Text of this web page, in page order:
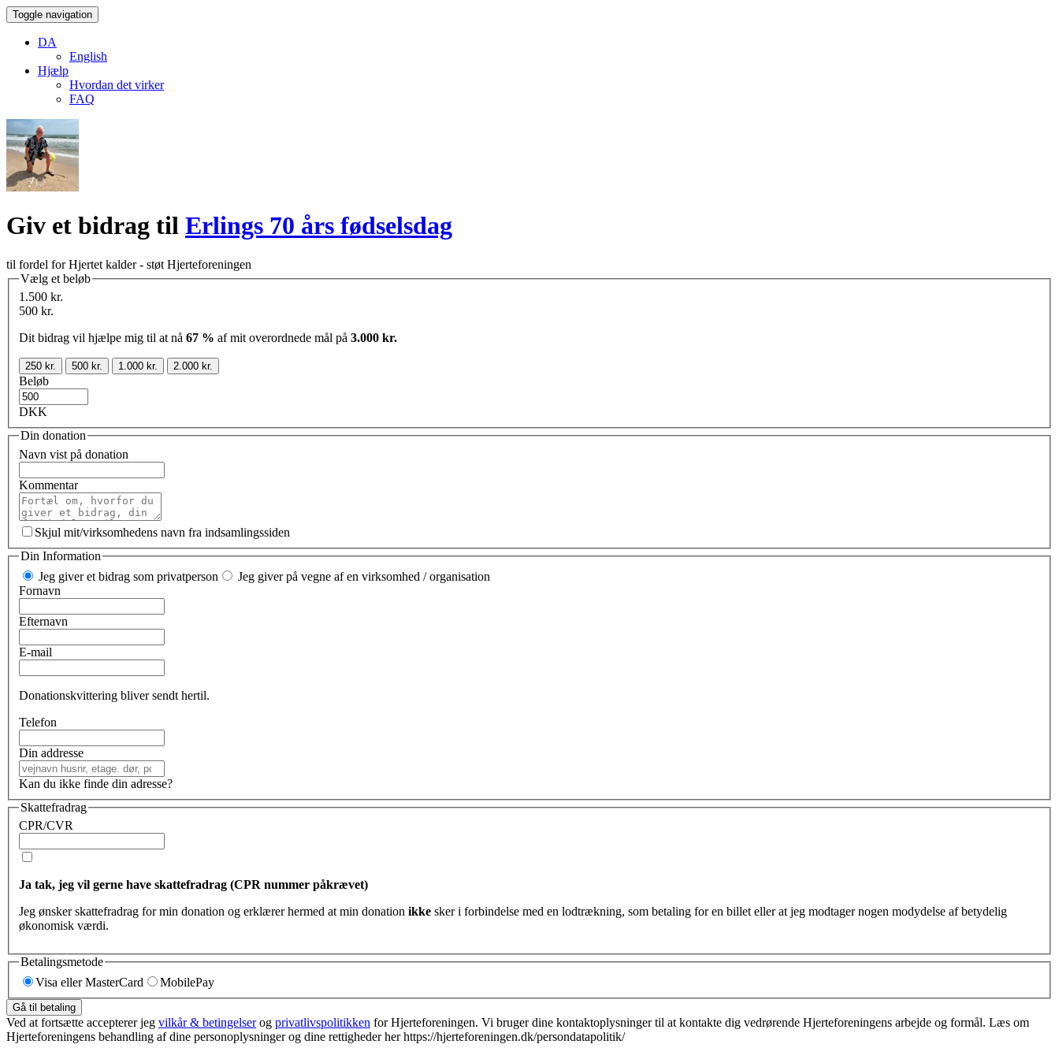
Toggle navigation
DA
English
Hjælp
Hvordan det virker
FAQ
Giv et bidrag til Erlings 70 års fødselsdag
til fordel for Hjertet kalder - støt Hjerteforeningen
Vælg et beløb
1.500 kr.
500 kr.
Dit bidrag vil hjælpe mig til at nå 67 % af mit overordnede mål på 3.000 kr.
250 kr. 500 kr. 1.000 kr. 2.000 kr.
Beløb
DKK
Din donation
Navn vist på donation
Kommentar
Skjul mit/virksomhedens navn fra indsamlingssiden
Din Information
Jeg giver et bidrag som privatperson
Jeg giver på vegne af en virksomhed / organisation
Fornavn
Efternavn
E-mail
Donationskvittering bliver sendt hertil.
Telefon
Din addresse
Kan du ikke finde din adresse?
Skattefradrag
CPR/CVR
Ja tak, jeg vil gerne have skattefradrag (CPR nummer påkrævet)
Jeg ønsker skattefradrag for min donation og erklærer hermed at min donation ikke sker i forbindelse med en lodtrækning, som betaling for en billet eller at jeg modtager nogen modydelse af betydelig
økonomisk værdi.
Betalingsmetode
Visa eller MasterCard
MobilePay
Gå til betaling
Ved at fortsætte accepterer jeg vilkår & betingelserog privatlivspolitikken for Hjerteforeningen. Vi bruger dine kontaktoplysninger til at kontakte dig vedrørende Hjerteforeningens arbejde og formål. Læs om
Hjerteforeningens behandling af dine personoplysninger og dine rettigheder her https://hjerteforeningen.dk/persondatapolitik/